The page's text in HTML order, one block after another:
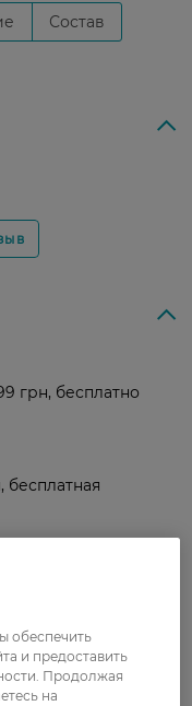
Состав
грн, бесплатно
бесплатная
обеспечить
и предоставить
Продолжая
на